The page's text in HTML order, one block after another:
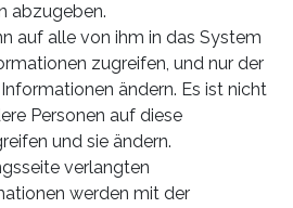
abzugeben.
auf alle von ihm in das System
zugreifen, und nur der
ändern. Es ist nicht
Personen auf diese
und sie ändern.
verlangten
werden mit der